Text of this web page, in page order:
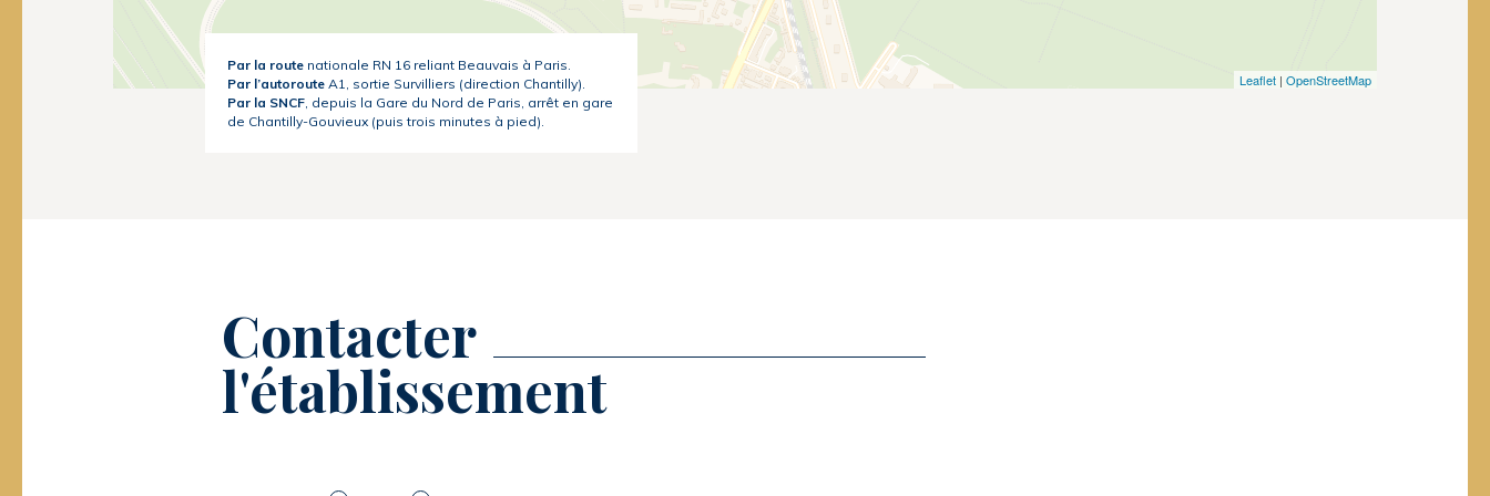
Leaflet | OpenStreetMap
Par la routenationale RN 16 reliant Beauvais à Paris.
Par l’autorouteA1, sortie Survilliers (direction Chantilly).
Par la SNCF, depuis la Gare du Nord de Paris, arrêt en gare
de Chantilly-Gouvieux (puis trois minutes à pied).
Contacter
l'établissement